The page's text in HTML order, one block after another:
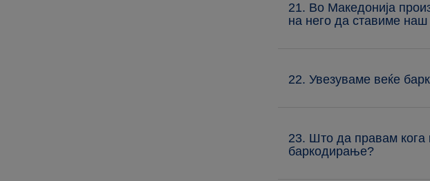
21. Во Македонија
на него да ставиме
22. Увезуваме веќе
23. Што да правам кога
баркодирање?